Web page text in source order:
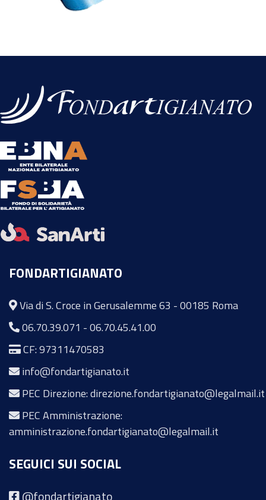
FONDARTIGIANATO
Via di S. Croce in Gerusalemme 63 - 00185 Roma
06.70.39.071 -06.70.45.41.00
CF: 97311470583
info@fondartigianato.it
PEC Direzione: direzione.fondartigianato@legalmail.it
PEC Amministrazione:
amministrazione.fondartigianato@legalmail.it
SEGUICI SUI SOCIAL
@fondartigianato